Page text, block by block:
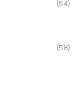
54
58